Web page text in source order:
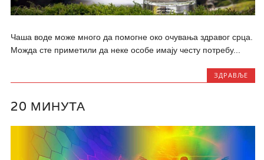
Чаша воде може много да помогне око очувања здравог срца.
Можда сте приметили да неке особе имају честу потребу...
ЗДРАВЉЕ
20 МИНУТА